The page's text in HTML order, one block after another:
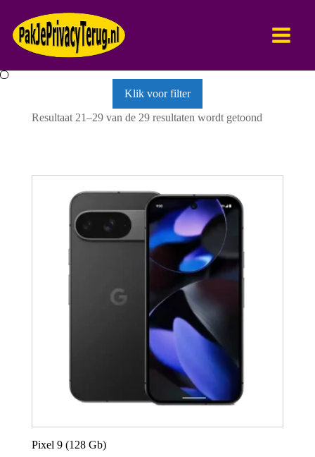
Klik voor filter
Resultaat 21–29 van de 29 resultaten wordt getoond
Pixel 9 (128 Gb)